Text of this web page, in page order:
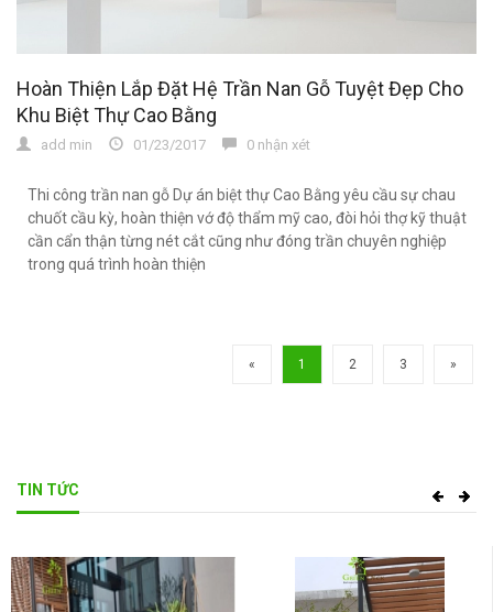
Hoàn Thiện Lắp Đặt Hệ Trần Nan Gỗ Tuyệt Đẹp Cho
Khu Biệt Thự Cao Bằng
add min 01/23/2017 0 nhận xét
Thi công trần nan gỗ Dự án biệt thự Cao Bằng yêu cầu sự chau
chuốt cầu kỳ, hoàn thiện vớ độ thẩm mỹ cao, đòi hỏi thợ kỹ thuật
cần cẩn thận từng nét cắt cũng như đóng trần chuyên nghiệp
trong quá trình hoàn thiện
« 1 2 3 »
TIN TỨC